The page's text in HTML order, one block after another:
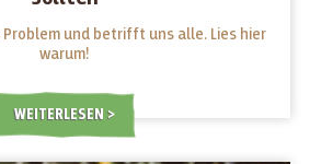
und betrifft uns alle. Lies hier
warum!
WEITERLESEN